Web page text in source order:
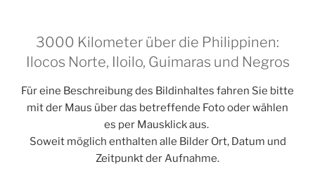
3000 Kilometer über die Philippinen:
Ilocos Norte, Iloilo, Guimaras und Negros
Für eine Beschreibung des Bildinhaltes fahren Sie bitte
mit der Maus über das betreffende Foto oder wählen
es per Mausklick aus.
Soweit möglich enthalten alle Bilder Ort, Datum und
Zeitpunkt der Aufnahme.